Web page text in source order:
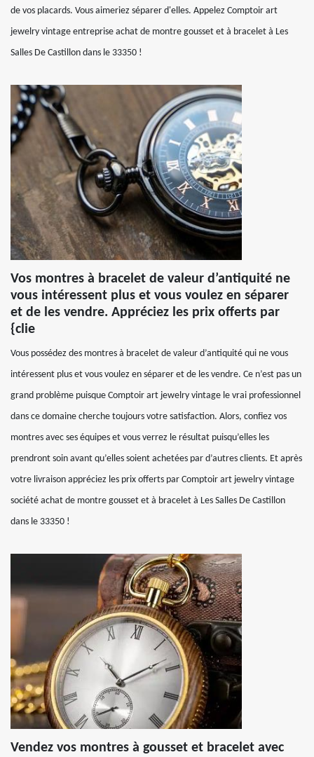
de vos placards. Vous aimeriez séparer d'elles. Appelez Comptoir art
jewelry vintage entreprise achat de montre gousset et à bracelet à Les
Salles De Castillon dans le 33350 !
Vos montres à bracelet de valeur d’antiquité ne
vous intéressent plus et vous voulez en séparer
et de les vendre. Appréciez les prix offerts par
{clie
Vous possédez des montres à bracelet de valeur d’antiquité qui ne vous
intéressent plus et vous voulez en séparer et de les vendre. Ce n’est pas un
grand problème puisque Comptoir art jewelry vintage le vrai professionnel
dans ce domaine cherche toujours votre satisfaction. Alors, confiez vos
montres avec ses équipes et vous verrez le résultat puisqu’elles les
prendront soin avant qu’elles soient achetées par d’autres clients. Et après
votre livraison appréciez les prix offerts par Comptoir art jewelry vintage
société achat de montre gousset et à bracelet à Les Salles De Castillon
dans le 33350 !
Vendez vos montres à gousset et bracelet avec